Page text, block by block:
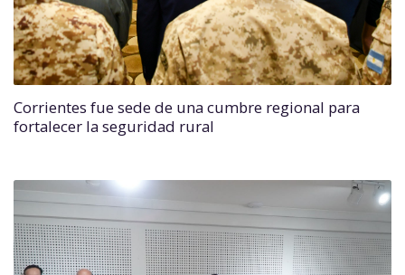
Corrientes fue sede de una cumbre regional para
fortalecer la seguridad rural